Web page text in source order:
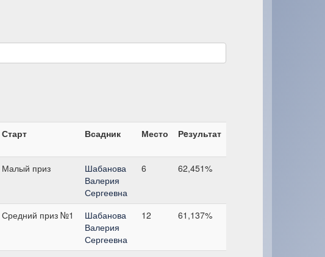
Старт Всадник Место Рeзультат
Малый приз
Шабанова
Валерия
Сергеевна
6 62,451%
Средний приз №1
Шабанова
Валерия
Сергеевна
12 61,137%